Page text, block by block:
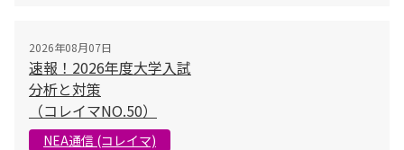
2026年08月07日
速報！2026年度大学入試
分析と対策
（コレイマNO.50）
NEA通信 (コレイマ)